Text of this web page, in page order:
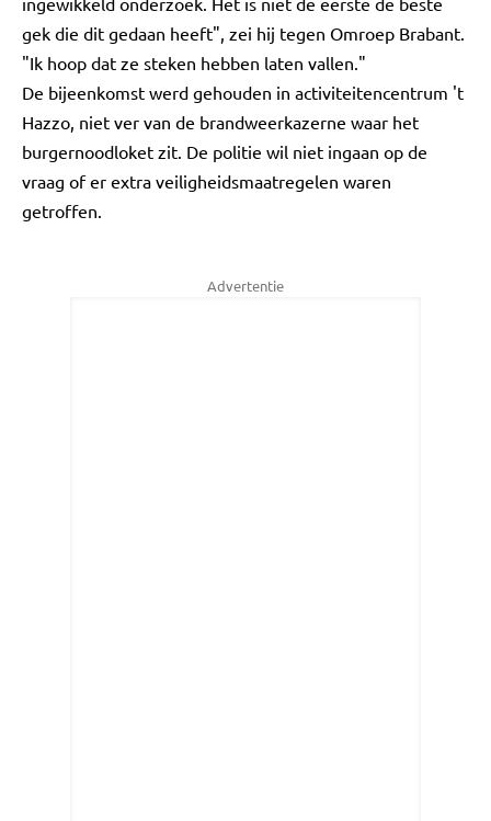
gek die dit gedaan heeft", zei hij tegen Omroep Brabant.
"Ik hoop dat ze steken hebben laten vallen."
De bijeenkomst werd gehouden in activiteitencentrum 't
Hazzo, niet ver van de brandweerkazerne waar het
burgernoodloket zit. De politie wil niet ingaan op de
vraag of er extra veiligheidsmaatregelen waren
getroffen.
Advertentie